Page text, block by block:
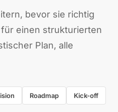
bevor sie richtig
einen strukturierten
Plan, alle
Roadmap Kick-off